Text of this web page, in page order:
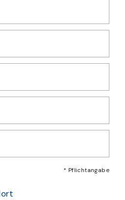
ein
ein
ein
* Pflichtangabe